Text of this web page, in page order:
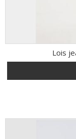
Lois